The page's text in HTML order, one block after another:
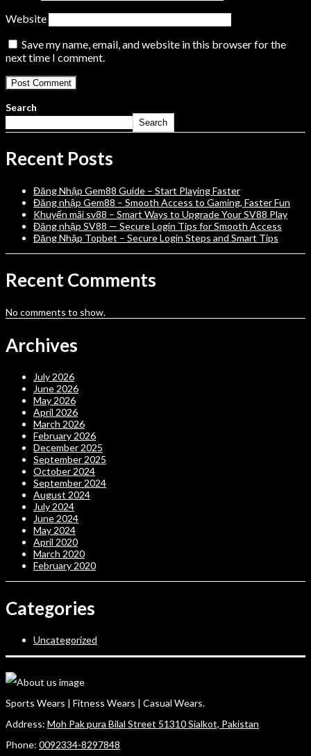
Website
Save my name, email, and website in this browser for the
next time I comment.
Search
Search
Recent Posts
Đăng Nhập Gem88 Guide – Start Playing Faster
Đăng nhập Gem88 – Smooth Access to Gaming, Faster Fun
Khuyến mãi sv88 – Smart Ways to Upgrade Your SV88 Play
Đăng nhập SV88 — Secure Login Tips for Smooth Access
Đăng Nhập Topbet – Secure Login Steps and Smart Tips
Recent Comments
No comments to show.
Archives
July 2026
June 2026
May 2026
April 2026
March 2026
February 2026
December 2025
September 2025
October 2024
September 2024
August 2024
July 2024
June 2024
May 2024
April 2020
March 2020
February 2020
Categories
Uncategorized
Sports Wears | Fitness Wears | Casual Wears.
Address: Moh Pak pura Bilal Street 51310 Sialkot, Pakistan
Phone: 0092334-8297848